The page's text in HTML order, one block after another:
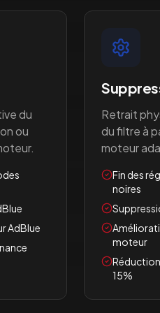
du
ou
AdBlue
Retrait
du filtre à
moteur
Fin des
noires
moteur
15%